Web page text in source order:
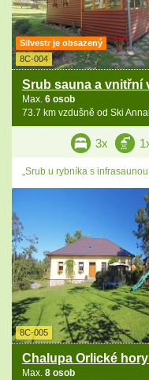
Silvestr je obsazený
8C-004
Srub sauna a vnitřní
Max. 6 osob
73.7 km vzdušně od Ski
3x
„Srub u rybníka s
8C-005
Chalupa Orlické
Max. 8 osob